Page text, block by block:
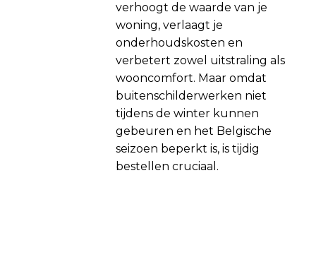
verhoogt de waarde van je
woning, verlaagt je
onderhoudskosten en
verbetert zowel uitstraling als
wooncomfort. Maar omdat
buitenschilderwerken niet
tijdens de winter kunnen
gebeuren en het Belgische
seizoen beperkt is, is tijdig
bestellen cruciaal.